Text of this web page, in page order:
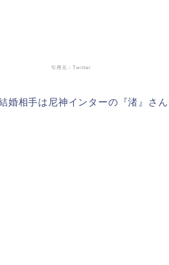
引用元：Twitter
婚相手は尼神インターの『渚』さん